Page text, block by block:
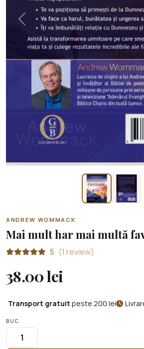
Previous
ANDREW WOMMACK
Mai mult har mai multă
5 (1 review)
38.00 lei
Transport gratuit peste 200 lei
BUC